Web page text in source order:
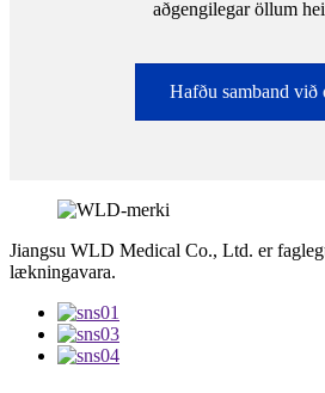
aðgengilegar öllum
Hafðu samband við
Jiangsu WLD Medical Co., Ltd. er
lækningavara.